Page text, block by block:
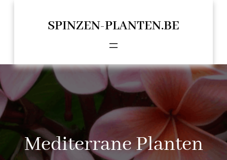
SPINZEN-PLANTEN.BE
Mediterrane Planten